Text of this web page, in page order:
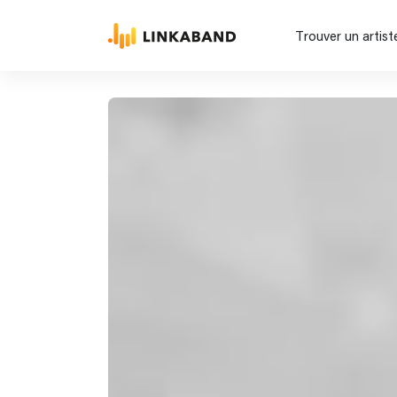
Trouver un